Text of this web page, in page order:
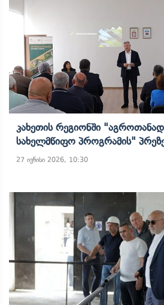
Კახეთის Რეგიონში
Სახელმწიფო Პროგრამის"
27 ივნისი 2026, 10:30